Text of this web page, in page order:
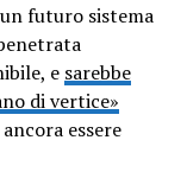
futuro sistema
e sarebbe
di vertice»
essere